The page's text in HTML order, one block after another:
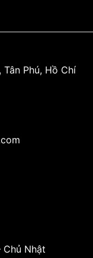
Tân Phú, Hồ Chí
Nhật